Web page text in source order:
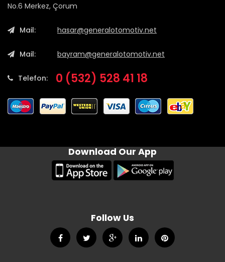
No.6 Merkez, Çorum
Mail: hasar@generalotomotiv.net
Mail: bayram@generalotomotiv.net
Telefon: 0 (532) 528 41 18
Download Our App
Follow Us